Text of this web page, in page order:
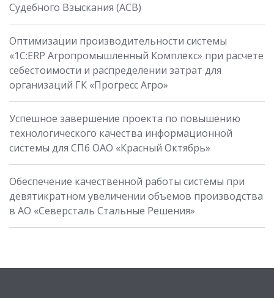
Судебного Взыскания (АСВ)
Оптимизации производительности системы
«1С:ERP Агропромышленный Комплекс» при расчете
себестоимости и распределении затрат для
организаций ГК «Прогресс Агро»
Успешное завершение проекта по повышению
технологического качества информационной
системы для СПб ОАО «Красный Октябрь»
Обеспечение качественной работы системы при
девятикратном увеличении объемов производства
в АО «Северсталь Стальные Решения»